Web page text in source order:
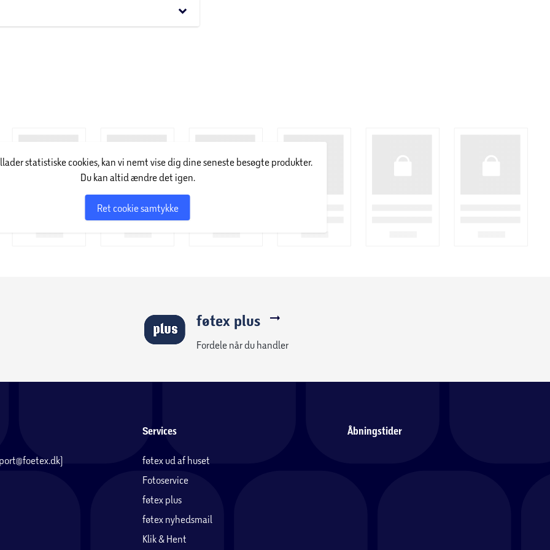
med at den giver udfordring for dem,
støtter udviklingen af hånd-øje-
keyboard_arrow_down
statistiske cookies, kan vi nemt vise dig dine seneste besøgte produkter.
Du kan altid ændre det igen.
Ret cookie samtykke
føtex plus
Fordele når du handler
Services
føtex ud af huset
Fotoservice
føtex plus
føtex nyhedsmail
Klik & Hent
Åbningstider